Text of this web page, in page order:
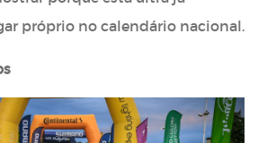
próprio no calendário nacional.